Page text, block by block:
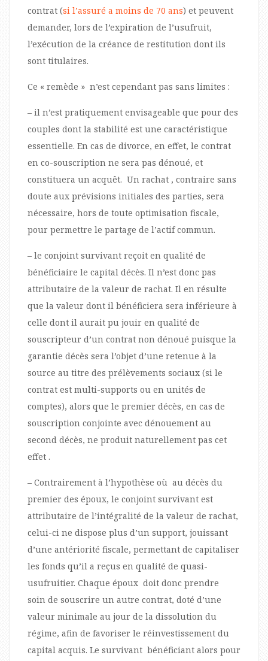
contrat (si l’assuré a moins de 70 ans) et peuvent
demander, lors de l’expiration de l’usufruit,
l’exécution de la créance de restitution dont ils
sont titulaires.
Ce « remède » n’est cependant pas sans limites :
– il n’est pratiquement envisageable que pour des
couples dont la stabilité est une caractéristique
essentielle. En cas de divorce, en effet, le contrat
en co-souscription ne sera pas dénoué, et
constituera un acquêt. Un rachat , contraire sans
doute aux prévisions initiales des parties, sera
nécessaire, hors de toute optimisation fiscale,
pour permettre le partage de l’actif commun.
– le conjoint survivant reçoit en qualité de
bénéficiaire le capital décès. Il n’est donc pas
attributaire de la valeur de rachat. Il en résulte
que la valeur dont il bénéficiera sera inférieure à
celle dont il aurait pu jouir en qualité de
souscripteur d’un contrat non dénoué puisque la
garantie décès sera l’objet d’une retenue à la
source au titre des prélèvements sociaux (si le
contrat est multi-supports ou en unités de
comptes), alors que le premier décès, en cas de
souscription conjointe avec dénouement au
second décès, ne produit naturellement pas cet
effet .
– Contrairement à l’hypothèse où au décès du
premier des époux, le conjoint survivant est
attributaire de l’intégralité de la valeur de rachat,
celui-ci ne dispose plus d’un support, jouissant
d’une antériorité fiscale, permettant de capitaliser
les fonds qu’il a reçus en qualité de quasi-
usufruitier. Chaque époux doit donc prendre
soin de souscrire un autre contrat, doté d’une
valeur minimale au jour de la dissolution du
régime, afin de favoriser le réinvestissement du
capital acquis. Le survivant bénéficiant alors pour